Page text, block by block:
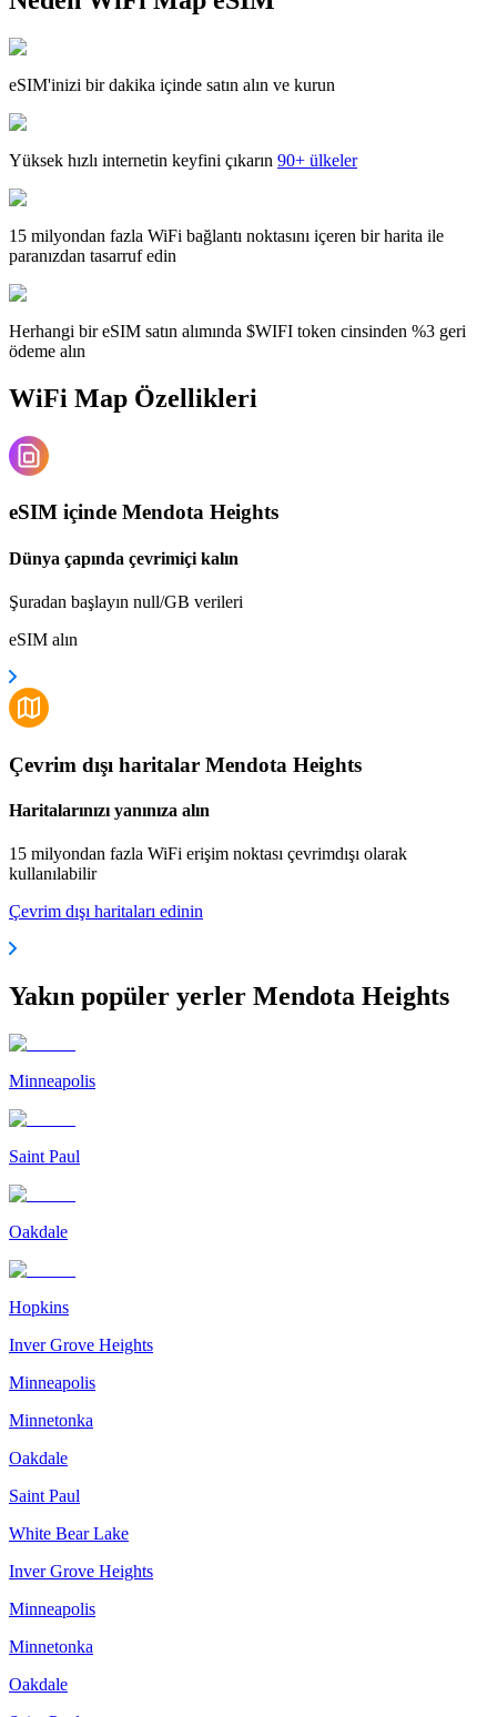
eSIM'inizi bir dakika içinde satın alın ve kurun
Yüksek hızlı internetin keyfini çıkarın 90+ ülkeler
15 milyondan fazla WiFi bağlantı noktasını içeren bir harita ile
paranızdan tasarruf edin
Herhangi bir eSIM satın alımında $WIFI token cinsinden %3 geri
ödeme alın
WiFi Map Özellikleri
eSIM içinde Mendota Heights
Dünya çapında çevrimiçi kalın
Şuradan başlayın null/GB verileri
eSIM alın
Çevrim dışı haritalar Mendota Heights
Haritalarınızı yanınıza alın
15 milyondan fazla WiFi erişim noktası çevrimdışı olarak
kullanılabilir
Çevrim dışı haritaları edinin
Yakın popüler yerler Mendota Heights
Minneapolis
Saint Paul
Oakdale
Hopkins
Inver Grove Heights
Minneapolis
Minnetonka
Oakdale
Saint Paul
White Bear Lake
Inver Grove Heights
Minneapolis
Minnetonka
Oakdale